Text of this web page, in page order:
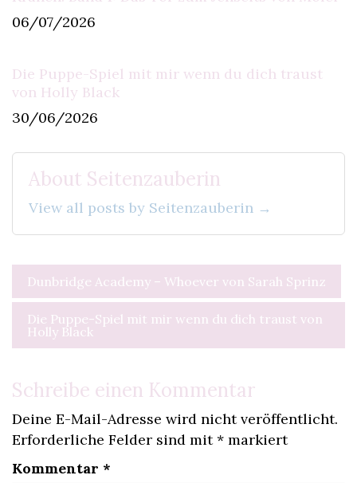
06/07/2026
Die Puppe-Spiel mit mir wenn du dich traust
von Holly Black
30/06/2026
About Seitenzauberin
View all posts by Seitenzauberin →
Beitragsnavigation
Dunbridge Academy – Whoever von Sarah Sprinz
Die Puppe-Spiel mit mir wenn du dich traust von
Holly Black
Schreibe einen Kommentar
Deine E-Mail-Adresse wird nicht veröffentlicht.
Erforderliche Felder sind mit* markiert
Kommentar *